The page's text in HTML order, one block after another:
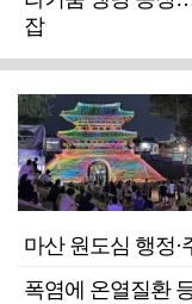
잡
마산 원도심 행정
폭염에 온열질환